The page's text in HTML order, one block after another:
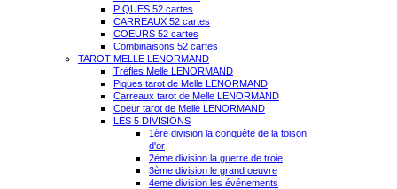
PIQUES 52 cartes
CARREAUX 52 cartes
COEURS 52 cartes
Combinaisons 52 cartes
TAROT MELLE LENORMAND
Trèfles Melle LENORMAND
Piques tarot de Melle LENORMAND
Carreaux tarot de Melle LENORMAND
Coeur tarot de Melle LENORMAND
LES 5 DIVISIONS
1ère division la conquête de la toison
d'or
2ème division la guerre de troie
3ème division le grand oeuvre
4eme division les événements